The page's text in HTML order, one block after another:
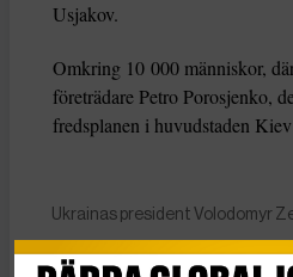
Usjakov.
Omkring 10 000 människor,
företrädare Petro Porosjenko,
fredsplanen i huvudstaden
Ukrainas president Volodomyr